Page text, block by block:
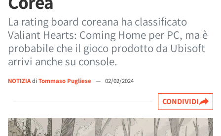
La rating board coreana ha classificato
Valiant Hearts: Coming Home per PC, ma è
probabile che il gioco prodotto da Ubisoft
arrivi anche su console.
NOTIZIAdi Tommaso Pugliese — 02/02/2024
CONDIVIDI